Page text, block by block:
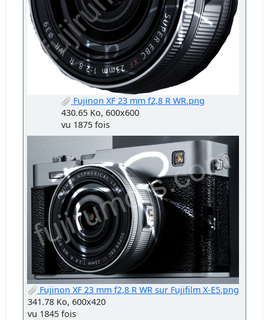
Fujinon XF 23 mm f2,8 R WR.png
430.65 Ko, 600x600
vu 1875 fois
Fujinon XF 23 mm f2,8 R WR sur Fujifilm X-E5.png
341.78 Ko, 600x420
vu 1845 fois